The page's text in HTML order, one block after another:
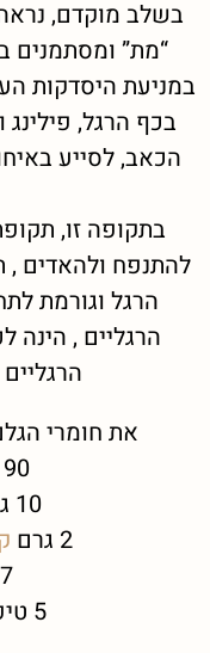
בשלב מוקדם,
“מת” ומסתמנים
במניעת היסדקות
בכף הרגל,
הכאב, לסייע
בתקופה זו,
להתנפח ולהאדים
הרגל וגורמת
הרגליים ,
את חומרי
90 גרם
10 גרם
2 גרם
7 טיפות
5 טיפות